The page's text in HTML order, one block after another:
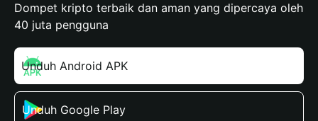
Dompet kripto terbaik dan aman yang dipercaya oleh
40 juta pengguna
Unduh Android APK
Unduh Google Play